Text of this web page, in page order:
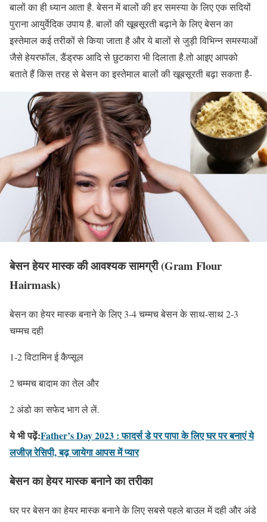
बालों का ही ध्यान आता है. बेसन में बालों की हर समस्या के लिए एक सदियों
पुराना आयुर्वेदिक उपाय है. बालों की खूबसूरती बढ़ाने के लिए बेसन का
इस्तेमाल कई तरीकों से किया जाता है और ये बालों से जुड़ी विभिन्न समस्याओं
जैसे हेयरफॉल, डैंड्रफ आदि से छुटकारा भी दिलाता है.तो आइए आपको
बताते हैं किस तरह से बेसन का इस्तेमाल बालों की खूबसूरती बढ़ा सकता है-
बेसन हेयर मास्क की आवश्यक सामग्री(Gram Flour
Hairmask)
बेसन का हेयर मास्क बनाने के लिए 3-4 चम्मच बेसन के साथ-साथ 2-3
चम्मच दही
1-2 विटामिन ई कैप्सूल
2 चम्मच बादाम का तेल और
2 अंडो का सफेद भाग ले लें.
ये भी पढ़ें:Father’s Day 2023 : फादर्स डे पर पापा के लिए घर पर बनाएं ये
लजीज़ रेसिपी, बढ़ जायेगा आपस में प्यार
बेसन का हेयर मास्क बनाने का तरीका
घर पर बेसन का हेयर मास्क बनाने के लिए सबसे पहले बाउल में दही और अंडे